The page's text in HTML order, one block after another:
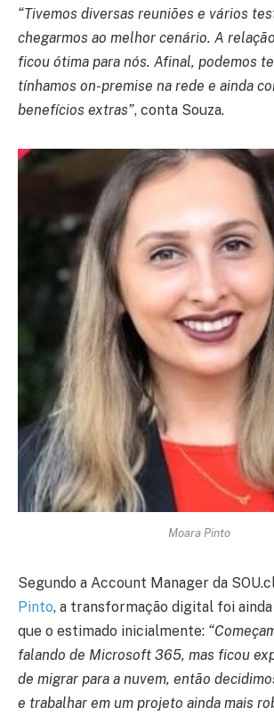
“Tivemos diversas reuniões e vários
chegarmos ao melhor cenário. A
ficou ótima para nós. Afinal, podemos
tínhamos on-premise na rede e ainda
benefícios extras”, conta Souza.
Moara Pinto
Segundo a Account Manager da
Pinto, a transformação digital foi
que o estimado inicialmente:
falando de Microsoft 365, mas ficou
de migrar para a nuvem, então
e trabalhar em um projeto ainda mais